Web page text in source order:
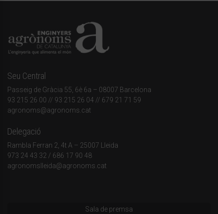
Seu Central
Passeig de Gràcia 55, 6è 6a – 08007 Barcelona
93 215 26 00 // 93 215 26 04 // 679 21 71 59
agronoms@agronoms.cat
Delegació
Rambla Ferran 2, 4t A – 25007 Lleida
973 24 43 32 / 686 17 90 48
agronomslleida@agronoms.cat
Sala de premsa